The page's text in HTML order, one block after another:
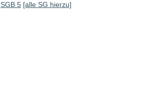
SGB 5 [alle SG hierzu]